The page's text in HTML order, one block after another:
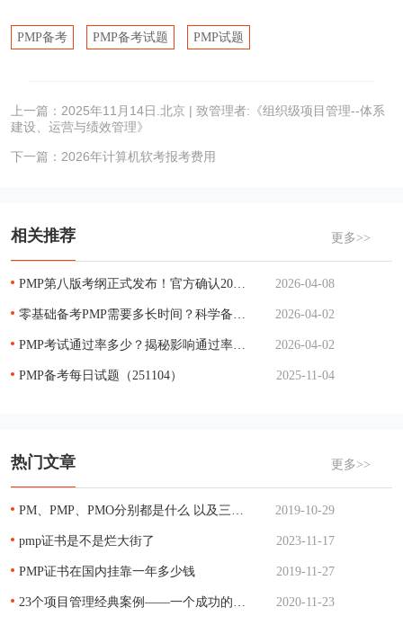
PMP备考 PMP备考试题 PMP试题
上一篇： 2025年11月14日.北京 | 致管理者:《组织级项目管理--体系
建设、运营与绩效管理》
下一篇： 2026年计算机软考报考费用
相关推荐 更多>>
PMP第八版考纲正式发布！官方确认2026年12月启用，变化全解析 2026-04-08
2026-04-02
PMP考试通过率多少？揭秘影响通过率的关键因素 2026-04-02
PMP备考每日试题（251104） 2025-11-04
热门文章 更多>>
2019-10-29
pmp证书是不是烂大街了 2023-11-17
PMP证书在国内挂靠一年多少钱 2019-11-27
2020-11-23